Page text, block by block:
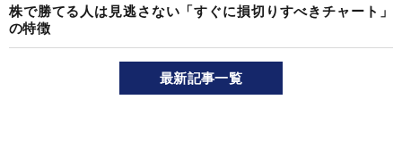
株で勝てる人は見逃さない「すぐに損切りすべきチャート」
の特徴
最新記事一覧